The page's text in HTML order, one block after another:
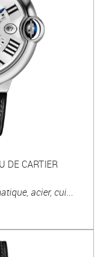
DE CARTIER
acier, cui...